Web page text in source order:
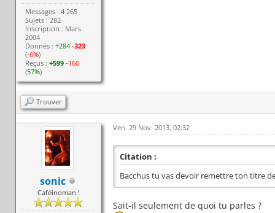
Messages : 4 265
Sujets : 282
Inscription : Mars
2004
Donnés :+284 -323
(-6%)
Reçus :+599 -160
(57%)
Trouver
sonic
Caféinoman !
Ven. 29 Nov. 2013, 02:32
Citation :
Bacchus tu vas devoir remettre ton titre
Sait-il seulement de quoi tu parles ?